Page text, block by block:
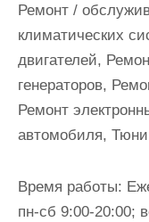
Ремонт /
климатических
двигателей,
генераторов,
Ремонт
автомобиля,
Время работы:
пн-сб 9:00-20:00;